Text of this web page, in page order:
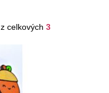
z celkových 3